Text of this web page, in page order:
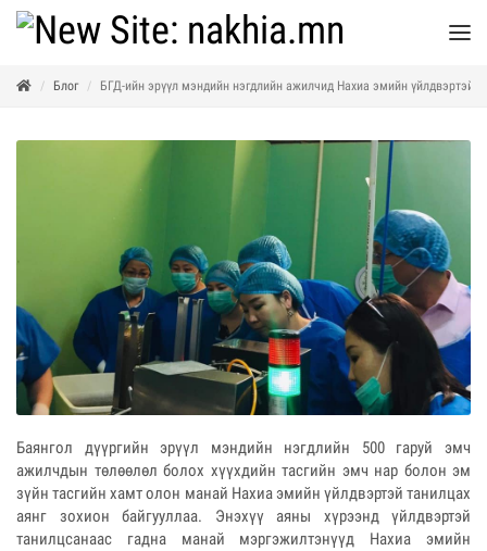
Блог БГД-ийн эрүүл мэндийн нэгдлийн ажилчид Нахиа эмийн үйлдвэртэй
Баянгол дүүргийн эрүүл мэндийн нэгдлийн 500 гаруй эмч
ажилчдын төлөөлөл болох хүүхдийн тасгийн эмч нар болон эм
зүйн тасгийн хамт олон манай Нахиа эмийн үйлдвэртэй танилцах
аянг зохион байгууллаа. Энэхүү аяны хүрээнд үйлдвэртэй
танилцсанаас гадна манай мэргэжилтэнүүд Нахиа эмийн